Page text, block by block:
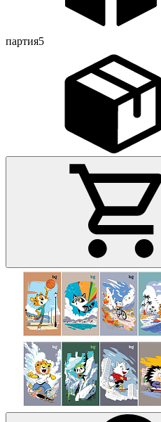
партия5